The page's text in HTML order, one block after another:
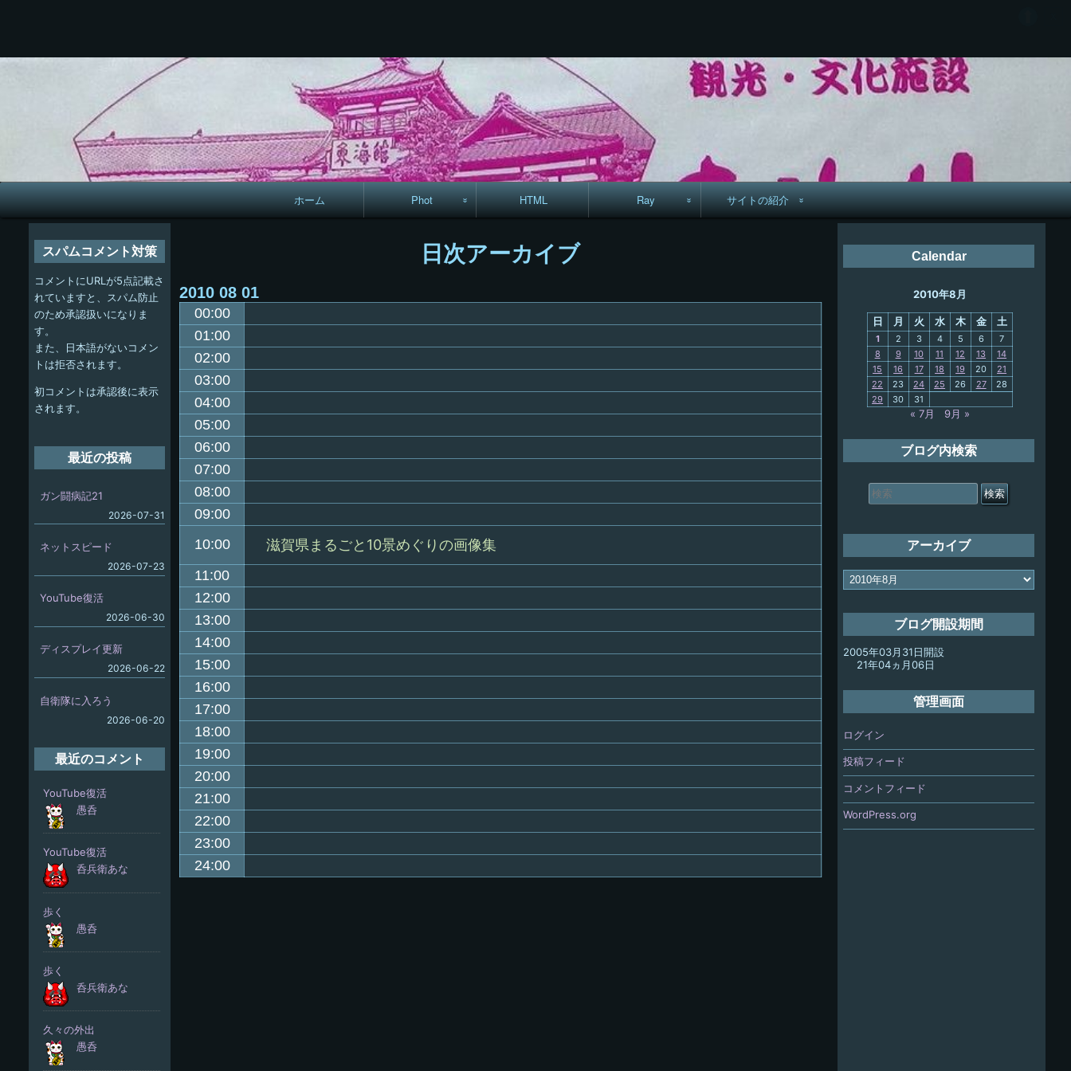
ン
ス
キ
ッ
プ
22
POSTS-
COMMENTS-
13
12
7
5
5
8
メ
イ
ホーム Phot
コースマップ
手拭いの旅
HTML Ray サイトの紹介
PC略歴
My-PC
日次アーカイブ
2010 08 01
00:00
01:00
02:00
03:00
04:00
05:00
06:00
07:00
08:00
09:00
10:00
滋賀県まるごと10景めぐりの画像集
11:00
12:00
13:00
14:00
15:00
16:00
17:00
18:00
19:00
20:00
21:00
22:00
23:00
24:00
Calendar
2010年8月
日 月 火 水 木 金 土
1 2 3 4 5 6
7
8
9 10 11 12 13
14
15
16 17 18 19 20
21
22
23 24 25 26 27
28
29
30 31
« 7月 9月 »
ブログ内検索
索
対
アーカイブ
ア
ー
ブ
ブログ開設期間
2005年03月31日開設
21年04ヵ月06日
管理画面
ログイン
投稿フィード
コメントフィード
WordPress.org
スパムコメント対策
コメントにURLが5点記載さ
れていますと、スパム防止
のため承認扱いになりま
す。
また、日本語がないコメン
トは拒否されます。
初コメントは承認後に表示
されます。
最近の投稿
ガン闘病記21
2026-07-31
ネットスピード
2026-07-23
YouTube復活
2026-06-30
ディスプレイ更新
2026-06-22
自衛隊に入ろう
2026-06-20
最近のコメント